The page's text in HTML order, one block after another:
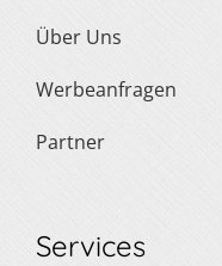
Über Uns
Werbeanfragen
Partner
Services